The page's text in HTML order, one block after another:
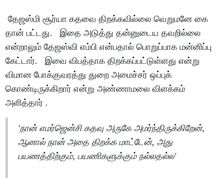
தேஜஸ்மி சூர்யா கதவை திறக்கவில்லை வெறுமனே கை
தான் பட்டது. இதை அடுத்து தன்னுடைய தவறில்லை
என்றாலும் தேஜஸ்வி எம்பி என்பதால் பொறுப்பாக மன்னிப்பு
கேட்டார். இவை விபத்தாக திறக்கப்பட்டுள்ளது என்று
விமான போக்குவரத்து துறை அமைச்சர் ஒப்புக்
கொண்டிருக்கிறார் என்று அண்ணாமலை விளக்கம்
அளித்தார் .
'நான் எமர்ஜென்சி கதவு அருகே அமர்ந்திருக்கிறேன்,
ஆனால் நான் அதை திறக்க மாட்டேன், அது
பயணத்திற்கும், பயணிகளுக்கும் நல்லதல்ல'